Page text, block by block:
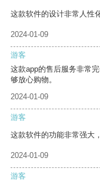
这款软件的设计非常人性
2024-01-09
游客
这款app的售后服务非常
够放心购物。
2024-01-09
游客
这款软件的功能非常强大
2024-01-09
游客